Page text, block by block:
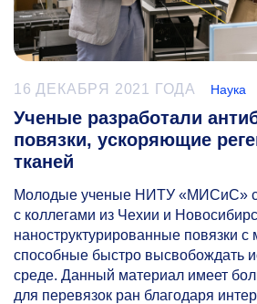
16 ДЕКАБРЯ 2021 ГОДА Наука
Ученые разработали
повязки, ускоряющие
тканей
Молодые ученые НИТУ «МИСиС»
с коллегами из Чехии и
наноструктурированные повязки
способные быстро высвобождать
среде. Данный материал имеет
для перевязок ран благодаря